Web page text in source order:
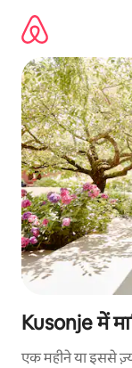
छोड़कर
सीधा
कॉन्टेंट
Kusonje में
एक महीने या इससे